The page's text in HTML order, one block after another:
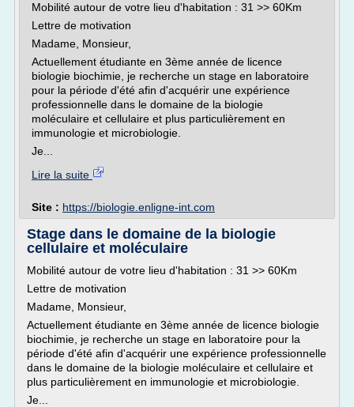
Mobilité autour de votre lieu d'habitation : 31 >> 60Km
Lettre de motivation
Madame, Monsieur,
Actuellement étudiante en 3ème année de licence
biologie biochimie, je recherche un stage en laboratoire
pour la période d'été afin d'acquérir une expérience
professionnelle dans le domaine de la biologie
moléculaire et cellulaire et plus particulièrement en
immunologie et microbiologie.
Je...
Lire la suite
Site : https://biologie.enligne-int.com
Stage dans le domaine de la biologie
cellulaire et moléculaire
Mobilité autour de votre lieu d'habitation : 31 >> 60Km
Lettre de motivation
Madame, Monsieur,
Actuellement étudiante en 3ème année de licence biologie
biochimie, je recherche un stage en laboratoire pour la
période d'été afin d'acquérir une expérience professionnelle
dans le domaine de la biologie moléculaire et cellulaire et
plus particulièrement en immunologie et microbiologie.
Je...